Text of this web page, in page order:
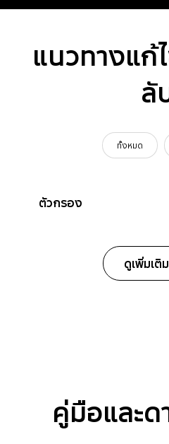
แนวทางแก้
ลั
ทั้งหมด
ตัวกรอง
ดูเพิ่มเติม
คู่มือและด